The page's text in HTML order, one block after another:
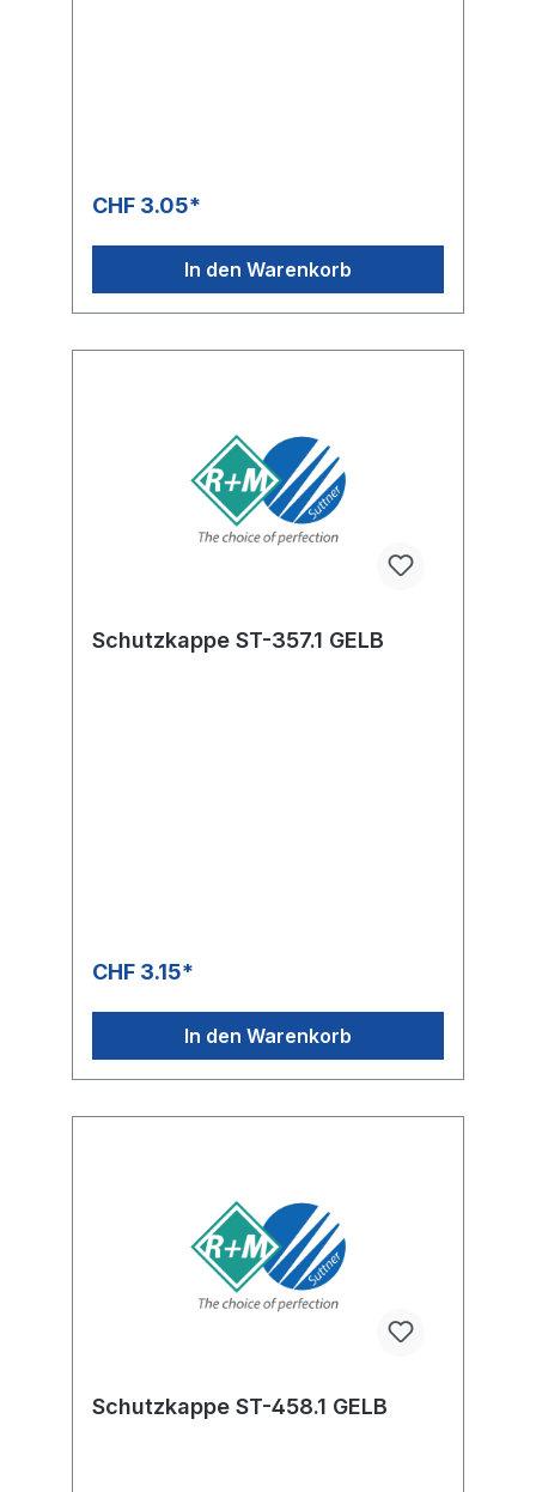
CHF 3.05*
In den Warenkorb
Schutzkappe ST-357.1 GELB
CHF 3.15*
In den Warenkorb
Schutzkappe ST-458.1 GELB